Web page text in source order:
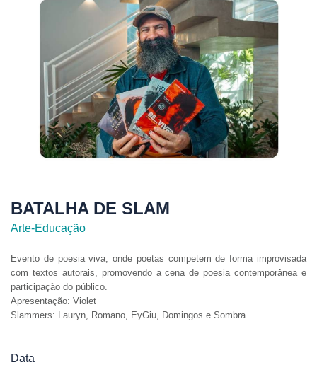
BATALHA DE SLAM
Arte-Educação
Evento de poesia viva, onde poetas competem de forma improvisada
com textos autorais, promovendo a cena de poesia contemporânea e
participação do público.
Apresentação: Violet
Slammers: Lauryn, Romano, EyGiu, Domingos e Sombra
Data